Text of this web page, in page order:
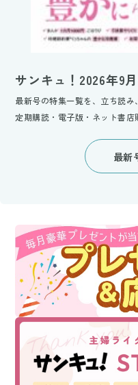
サンキュ！2026年9
最新号の特集一覧を、立ち読み
定期購読・電子版・ネット書店
最新